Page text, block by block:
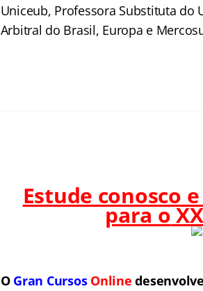
Uniceub, Professora Substituta do
Arbitral do Brasil, Europa e
Estude conosco
para o
O Gran Cursos Online